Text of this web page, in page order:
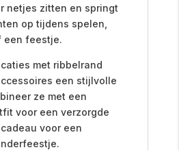
netjes zitten en springt
op tijdens spelen,
een feestje.
met ribbelrand
een stijlvolle
ze met een
voor een verzorgde
voor een